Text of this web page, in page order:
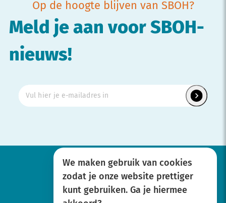
Op de hoogte blijven van SBOH?
Meld je aan voor SBOH-
nieuws!
Werken bij
We maken gebruik van cookies
zodat je onze website prettiger
kunt gebruiken. Ga je hiermee